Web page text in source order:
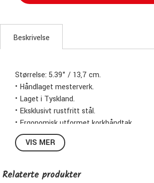
Beskrivelse
Størrelse: 5.39" / 13,7 cm.
• Håndlaget mesterverk.
• Laget i Tyskland.
• Eksklusivt rustfritt stål.
• Ergonomisk utformet korkhåndtak.
• Innfelt logo og stemmeinformasjon.
• Stemning: A4/a' 432 Hz.
VIS MER
Relaterte produkter